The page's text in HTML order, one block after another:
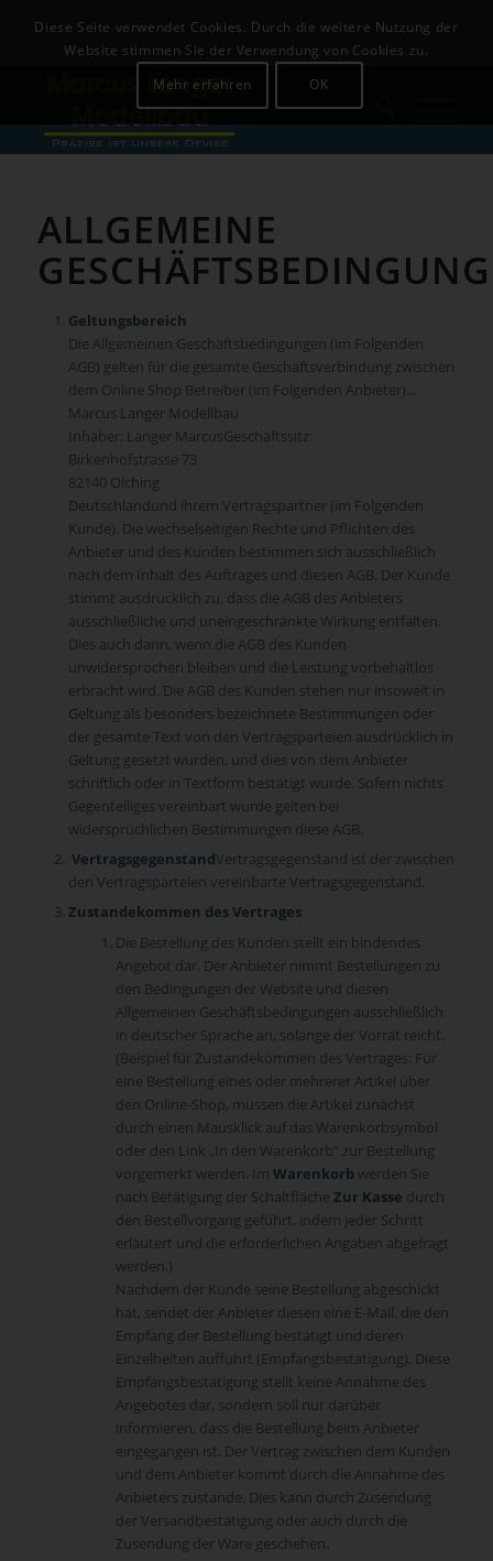
+49 (0)8142-441679
ALLGEMEINE
Geltungsbereich
Die Allgemeinen Geschäftsbedingungen (im Folgenden
AGB) gelten für die gesamte Geschäftsverbindung zwischen
dem Online Shop Betreiber (im Folgenden Anbieter)…
Marcus Langer Modellbau
Inhaber: Langer MarcusGeschäftssitz:
Birkenhofstrasse 73
82140 Olching
Deutschlandund ihrem Vertragspartner (im Folgenden
Kunde). Die wechselseitigen Rechte und Pflichten des
Anbieter und des Kunden bestimmen sich ausschließlich
nach dem Inhalt des Auftrages und diesen AGB. Der Kunde
stimmt ausdrücklich zu, dass die AGB des Anbieters
ausschließliche und uneingeschränkte Wirkung entfalten.
Dies auch dann, wenn die AGB des Kunden
unwidersprochen bleiben und die Leistung vorbehaltlos
erbracht wird. Die AGB des Kunden stehen nur insoweit in
Geltung als besonders bezeichnete Bestimmungen oder
der gesamte Text von den Vertragsparteien ausdrücklich in
Geltung gesetzt wurden, und dies von dem Anbieter
schriftlich oder in Textform bestätigt wurde. Sofern nichts
Gegenteiliges vereinbart wurde gelten bei
widersprüchlichen Bestimmungen diese AGB.
VertragsgegenstandVertragsgegenstand ist der zwischen
den Vertragsparteien vereinbarte Vertragsgegenstand.
Zustandekommen des Vertrages
Die Bestellung des Kunden stellt ein bindendes
Angebot dar. Der Anbieter nimmt Bestellungen zu
den Bedingungen der Website und diesen
Allgemeinen Geschäftsbedingungen ausschließlich
in deutscher Sprache an, solange der Vorrat reicht.
(Beispiel für Zustandekommen des Vertrages: Für
eine Bestellung eines oder mehrerer Artikel über
den Online-Shop, müssen die Artikel zunächst
durch einen Mausklick auf das Warenkorbsymbol
oder den Link „In den Warenkorb“ zur Bestellung
vorgemerkt werden. Im Warenkorbwerden Sie
nach Betätigung der Schaltfläche Zur Kasse durch
den Bestellvorgang geführt, indem jeder Schritt
erläutert und die erforderlichen Angaben abgefragt
werden.)
Nachdem der Kunde seine Bestellung abgeschickt
hat, sendet der Anbieter diesen eine E-Mail, die den
Empfang der Bestellung bestätigt und deren
Einzelheiten aufführt (Empfangsbestätigung). Diese
Empfangsbestätigung stellt keine Annahme des
Angebotes dar, sondern soll nur darüber
informieren, dass die Bestellung beim Anbieter
eingegangen ist. Der Vertrag zwischen dem Kunden
und dem Anbieter kommt durch die Annahme des
Anbieters zustande. Dies kann durch Zusendung
der Versandbestätigung oder auch durch die
Zusendung der Ware geschehen.
Diese Seite verwendet Cookies. Durch die weitere Nutzung der
Website stimmen Sie der Verwendung von Cookies zu.
Mehr erfahren
OK